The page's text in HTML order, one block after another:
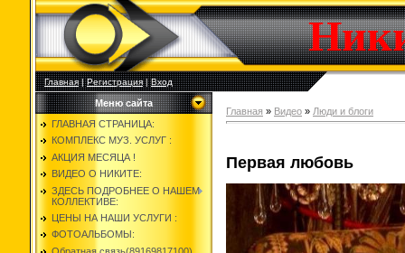
Главная|Регистрация|Вход
Меню сайта
ГЛАВНАЯ СТРАНИЦА:
КОМПЛЕКС МУЗ. УСЛУГ :
АКЦИЯ МЕСЯЦА !
ВИДЕО О НИКИТЕ:
ЗДЕСЬ ПОДРОБНЕЕ О НАШЕМ
КОЛЛЕКТИВЕ:
ЦЕНЫ НА НАШИ УСЛУГИ :
ФОТОАЛЬБОМЫ:
Главная » Видео » Люди и блоги
Первая любовь